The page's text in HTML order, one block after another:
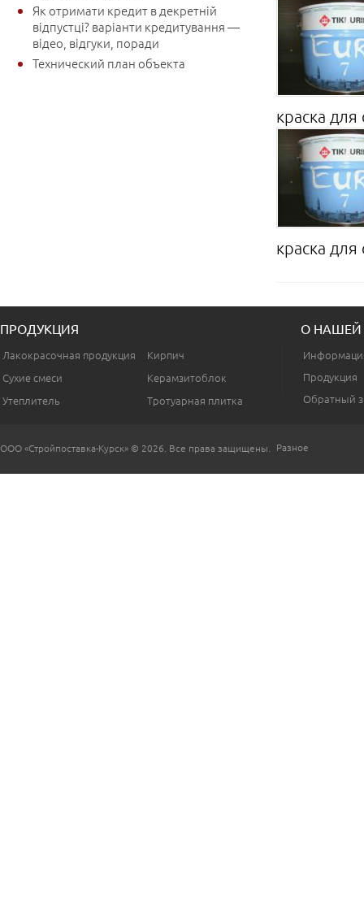
Як отримати кредит в декретній
відпустці? варіанти кредитування —
відео, відгуки, поради
Технический план объекта
краска
краска
ПРОДУКЦИЯ
Лакокрасочная продукция
Сухие смеси
Утеплитель
Кирпич
Керамзитоблок
Тротуарная плитка
О
Продукция
Обратный
ООО «Стройпоставка-Курск» © 2026. Все права защищены. Разное